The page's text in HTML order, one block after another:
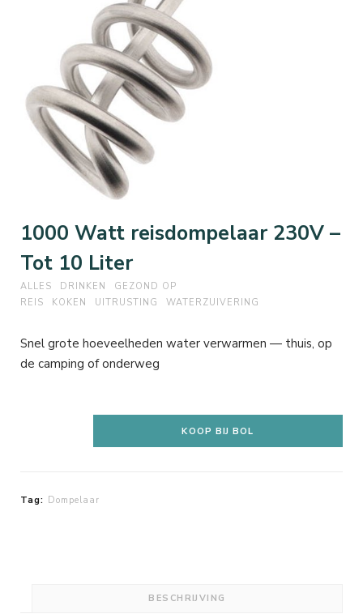
1000 Watt reisdompelaar 230V –
Tot 10 Liter
ALLES DRINKEN
GEZOND OP
REIS
KOKEN UITRUSTING WATERZUIVERING
Snel grote hoeveelheden water verwarmen — thuis, op
de camping of onderweg
KOOP BIJ BOL
Tag: Dompelaar
BESCHRIJVING